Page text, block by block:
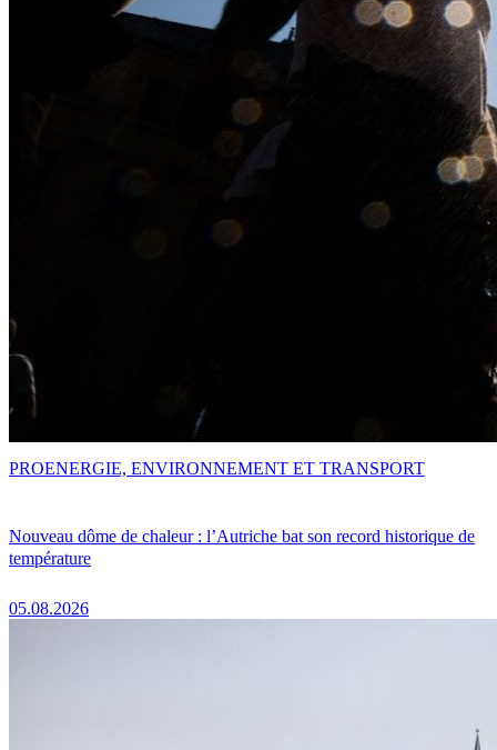
Nouveau dôme de chaleur : l’Autriche bat son record historique de
température
05.08.2026
PROENERGIE, ENVIRONNEMENT ET TRANSPORT